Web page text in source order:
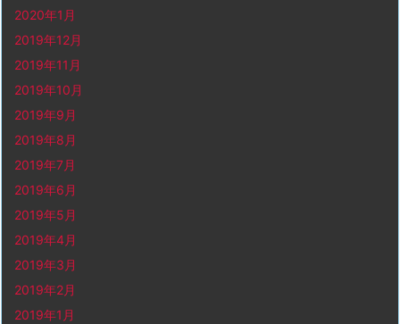
2020年1月
2019年12月
2019年11月
2019年10月
2019年9月
2019年8月
2019年7月
2019年6月
2019年5月
2019年4月
2019年3月
2019年2月
2019年1月